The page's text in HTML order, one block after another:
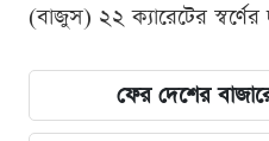
(বাজুস) ২২ ক্যারেটের
ফের দেশের